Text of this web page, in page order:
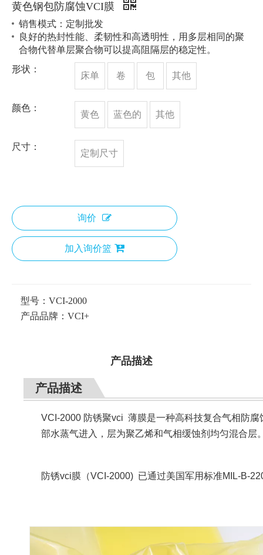
黄色钢包防腐蚀VCI膜
销售模式：定制批发
良好的热封性能、柔韧性和高透明性，用多层相同的聚
合物代替单层聚合物可以提高阻隔层的稳定性。
形状：
床单 卷 包 其他
颜色：
黄色 蓝色的 其他
尺寸：
定制尺寸
询价
加入询价篮
型号： VCI-2000
产品品牌： VCI+
产品描述
产品描述
VCI-2000 防锈聚vci 薄膜是一种高科技复合气相防
部水蒸气进入，层为聚乙烯和气相缓蚀剂均匀混合层
防锈vci膜（VCI-2000) 已通过美国军用标准MIL-B-